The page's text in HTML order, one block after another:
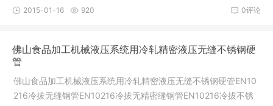
DIN精轧
0评论
2015-01-16 920
佛山食品加工机械液压系统用冷轧精密液压无缝不锈钢硬
管
佛山食品加工机械液压系统用冷轧精密液压无缝不锈钢硬管EN10
216冷拔无缝钢管EN10216冷拔无精密缝钢管EN10216冷拔不锈